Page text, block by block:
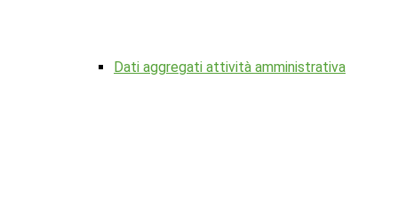
Dati aggregati attività amministrativa